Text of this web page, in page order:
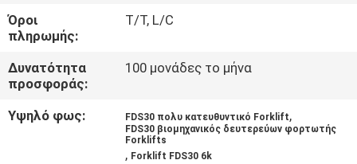
Όροι
πληρωμής:
T/T, L/C
Δυνατότητα
προσφοράς:
100 μονάδες το μήνα
Υψηλό φως: FDS30 πολυ κατευθυντικό Forklift,
FDS30 βιομηχανικός δευτερεύων φορτωτής
Forklifts
, Forklift FDS30 6k